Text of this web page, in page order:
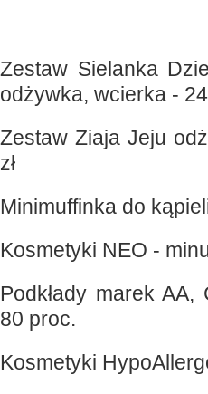
Zestaw Sielanka
odżywka, wcierka -
Zestaw Ziaja Jeju
zł
Minimuffinka do
Kosmetyki NEO -
Podkłady marek
80 proc.
Kosmetyki